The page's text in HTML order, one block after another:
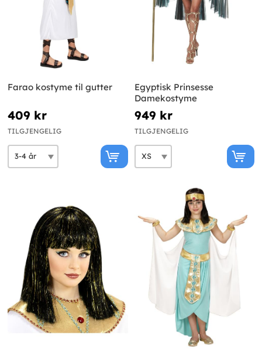
Farao kostyme til gutter
409 kr
TILGJENGELIG
Egyptisk Prinsesse
Damekostyme
949 kr
TILGJENGELIG